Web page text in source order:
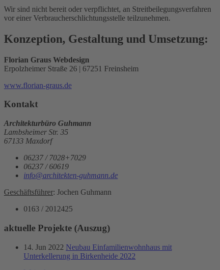
Wir sind nicht bereit oder verpflichtet, an Streitbeilegungsverfahren
vor einer Verbraucherschlichtungsstelle teilzunehmen.
Konzeption, Gestaltung und Umsetzung:
Florian Graus Webdesign
Erpolzheimer Straße 26 | 67251 Freinsheim
www.florian-graus.de
Kontakt
Architekturbüro Guhmann
Lambsheimer Str. 35
67133 Maxdorf
06237 / 7028+7029
06237 / 60619
info@architekten-guhmann.de
Geschäftsführer: Jochen Guhmann
0163 / 2012425
aktuelle Projekte (Auszug)
14. Jun 2022 Neubau Einfamilienwohnhaus mit
Unterkellerung in Birkenheide 2022